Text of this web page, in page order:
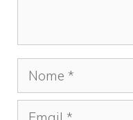
Nome
Email